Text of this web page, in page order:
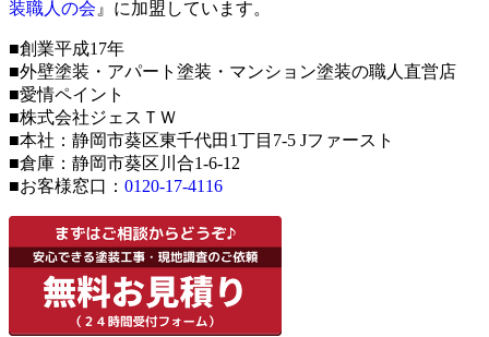
装職人の会 』に加盟しています。
■創業平成17年
■外壁塗装・アパート塗装・マンション塗装の職人直営店
■愛情ペイント
■株式会社ジェスＴＷ
■本社：静岡市葵区東千代田1丁目7-5 Jファースト
■倉庫：静岡市葵区川合1-6-12
■お客様窓口： 0120-17-4116